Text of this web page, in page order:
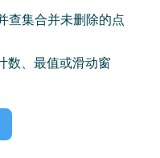
查集合并未删除的点
数、最值或滑动窗